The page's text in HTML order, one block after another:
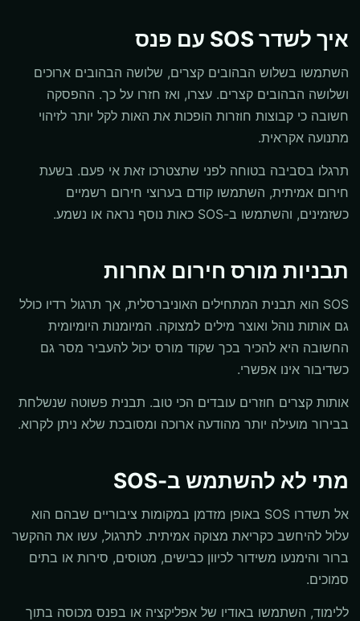
איך לשדר SOS עם פנס
השתמשו בשלוש הבהובים קצרים, שלושה הבהובים ארוכים
ושלושה הבהובים קצרים. עצרו, ואז חזרו על כך. ההפסקה
חשובה כי קבוצות חוזרות הופכות את האות לקל יותר לזיהוי
מתנועה אקראית.
תרגלו בסביבה בטוחה לפני שתצטרכו זאת אי פעם. בשעת
חירום אמיתית, השתמשו קודם בערוצי חירום רשמיים
כשזמינים, והשתמשו ב-SOS כאות נוסף נראה או נשמע.
תבניות מורס חירום אחרות
SOS הוא תבנית המתחילים האוניברסלית, אך תרגול רדיו כולל
גם אותות נוהל ואוצר מילים למצוקה. המיומנות היומיומית
החשובה היא להכיר בכך שקוד מורס יכול להעביר מסר גם
כשדיבור אינו אפשרי.
אותות קצרים חוזרים עובדים הכי טוב. תבנית פשוטה שנשלחת
בבירור מועילה יותר מהודעה ארוכה ומסובכת שלא ניתן לקרוא.
מתי לא להשתמש ב-SOS
אל תשדרו SOS באופן מזדמן במקומות ציבוריים שבהם הוא
עלול להיחשב כקריאת מצוקה אמיתית. לתרגול, עשו את ההקשר
ברור והימנעו משידור לכיוון כבישים, מטוסים, סירות או בתים
סמוכים.
ללימוד, השתמשו באודיו של אפליקציה או בפנס מכוסה בתוך